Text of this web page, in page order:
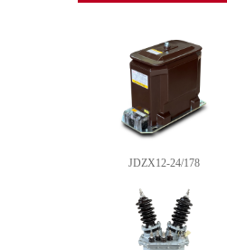
JDZX12-24/178